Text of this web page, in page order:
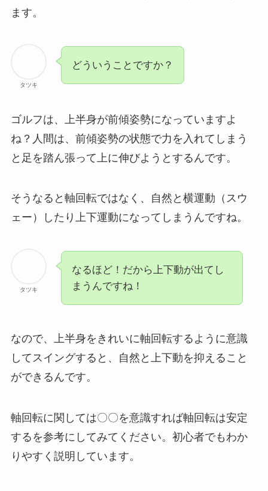
ます。
タツキ
どういうことですか？
ゴルフは、上半身が前傾姿勢になっていますよ
ね？人間は、前傾姿勢の状態で力を入れてしまう
と足を踏ん張って上に伸びようとするんです。
そうなると軸回転ではなく、自然と横運動（スウ
ェー）したり上下運動になってしまうんですね。
タツキ
なるほど！だから上下動が出てし
まうんですね！
なので、上半身をきれいに軸回転するように意識
してスイングすると、自然と上下動を抑えること
ができるんです。
軸回転に関しては〇〇を意識すれば軸回転は安定
するを参考にしてみてください。初心者でもわか
りやすく説明しています。